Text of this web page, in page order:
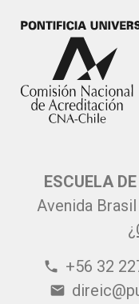
ESCUELA
Avenida
phone +56 32
email